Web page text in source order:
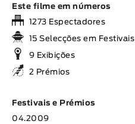
Este filme em números
1273 Espectadores
15 Selecções em Festivais
9 Exibições
2 Prémios
Festivais e Prémios
04.2009